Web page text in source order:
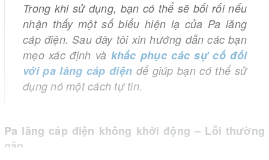
Trong khi sử dụng, bạn có thể sẽ bối rối nếu
nhận thấy một số biểu hiện lạ của Pa lăng
cáp điện. Sau đây tôi xin hướng dẫn các bạn
mẹo xác định và khắc phục các sự cố đối
với pa lăng cáp điện để giúp bạn có thể sử
dụng nó một cách tự tin.
Pa lăng cáp điện không khởi động – Lỗi thường
gặp